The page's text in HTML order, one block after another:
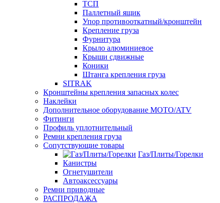
ТСП
Паллетный ящик
Упор противооткатный/кронштейн
Крепление груза
Фурнитура
Крыло алюминиевое
Крыши сдвижные
Коники
Штанга крепления груза
SITRAK
Кронштейны крепления запасных колес
Наклейки
Дополнительное оборудование MOTO/ATV
Фитинги
Профиль уплотнительный
Ремни крепления груза
Сопутствующие товары
Газ/Плиты/Горелки
Канистры
Огнетушители
Автоаксессуары
Ремни приводные
РАСПРОДАЖА